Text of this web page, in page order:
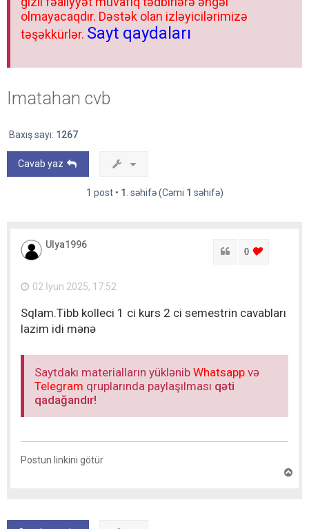
olmayacaqdır. Dəstək olan izləyicilərimizə
təşəkkürlər. Sayt qaydaları
Imatahan cvb
Baxış sayı: 1267
Cavab yaz
1 post • 1 . səhifə (Cəmi 1 səhifə)
Ulya1996
Sitat
0
02 İyun 2025, 17:52
Sqlam.Tibb kolleci 1 ci kurs 2 ci semestrin cavabları
lazim idi mənə
Saytdakı materialların yüklənib Whatsapp və
Telegram qruplarında paylaşılması qəti
qadağandır!
Postun linkini götür